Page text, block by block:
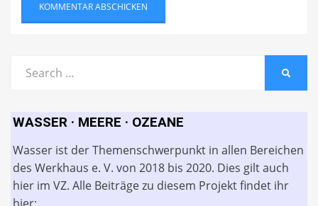
for:
WASSER · MEERE · OZEANE
Wasser ist der Themenschwerpunkt in allen Bereichen
des Werkhaus e. V. von 2018 bis 2020. Dies gilt auch
hier im VZ. Alle Beiträge zu diesem Projekt findet ihr